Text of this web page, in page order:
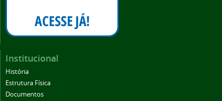
Institucional
História
Estrutura Física
Documentos